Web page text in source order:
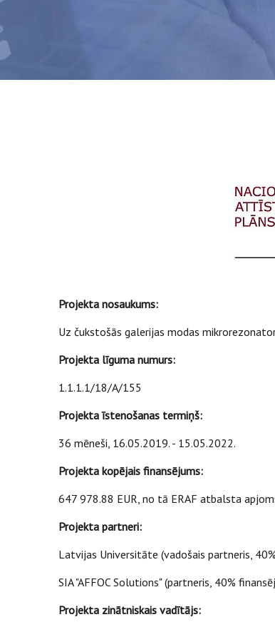
Projekta nosaukums:
Uz čukstošās galerijas modas
Projekta līguma numurs:
1.1.1.1/18/A/155
Projekta īstenošanas termiņš:
36 mēneši, 16.05.2019. - 15.05.2022.
Projekta kopējais finansējums:
647 978.88 EUR, no tā ERAF atbalsta
Projekta partneri:
Latvijas Universitāte (vadošais partneris,
SIA "AFFOC Solutions" (partneris, 40%
Projekta zinātniskais vadītājs: